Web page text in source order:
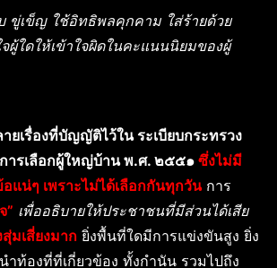
ขู่เข็ญ ใช้อิทธิพลคุกคาม ใส่ร้ายด้วย
ผู้ใดให้เข้าใจผิดในคะแนนนิยมของผู้
ยเรื่องที่บัญญัติไว้ใน ระเบียบกระทรวง
ารเลือกผู้ใหญ่บ้าน พ.ศ. ๒๕๕๑ ซึ่งไม่มี
แน่ๆ เพราะไม่ได้เลือกกันทุกวันการ
” เพื่ออธิบายให้ประชาชนที่มีส่วนได้เสีย
สุ่มเสี่ยงมาก ยิ่งพื้นที่ใดมีการแข่งขันสูง ยิ่ง
นำท้องที่ที่เกี่ยวข้อง ทั้งกำนัน รวมไปถึง